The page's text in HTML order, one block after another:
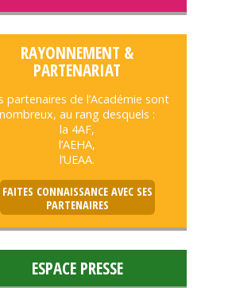
RAYONNEMENT &
PARTENARIAT
partenaires de l’Académie sont
nombreux, au rang desquels :
la 4AF,
l’AEHA,
l’UEAA.
FAITES CONNAISSANCE AVEC SES
PARTENAIRES
ESPACE PRESSE